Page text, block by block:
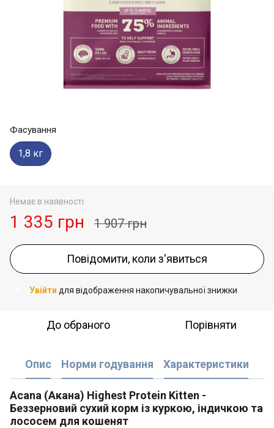
Фасування
1,8 кг
Немає в наявності
1 335 грн 1 907 грн
Повідомити, коли з'явиться
Увійти для відображення накопичувальної знижки
До обраного Порівняти
Опис Норми годування Характеристики
Acana (Акана) Highest Protein Kitten -
Беззерновий сухий корм із куркою, індичкою та
лососем для кошенят